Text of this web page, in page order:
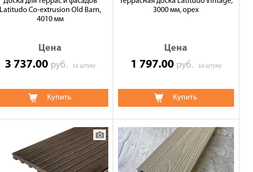
Latitudo Co-extrusion Old Barn,
4010 мм
Цена
3 737.00 руб. за штуку
Купить
3000 мм, орех
Цена
1 797.00 руб. за штуку
Купить